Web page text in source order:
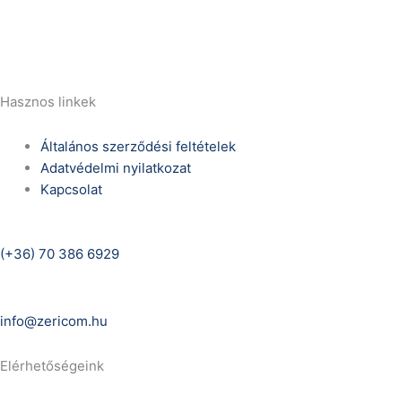
Hasznos linkek
Általános szerződési feltételek
Adatvédelmi nyilatkozat
Kapcsolat
(+36) 70 386 6929
info@zericom.hu
Elérhetőségeink